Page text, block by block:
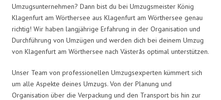
Umzugsunternehmen? Dann bist du bei Umzugsmeister König
Klagenfurt am Wörthersee aus Klagenfurt am Wörthersee genau
richtig! Wir haben langjährige Erfahrung in der Organisation und
Durchführung von Umzügen und werden dich bei deinem Umzug
von Klagenfurt am Wörthersee nach Västerås optimal unterstützen.
Unser Team von professionellen Umzugsexperten kümmert sich
um alle Aspekte deines Umzugs. Von der Planung und
Organisation über die Verpackung und den Transport bis hin zur